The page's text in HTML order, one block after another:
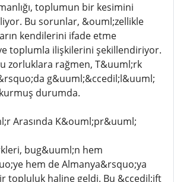
toplumun bir kesimini
Bu sorunlar, &ouml;zellikle
kendilerini ifade etme
toplumla ilişkilerini şekillendiriyor.
zorluklara rağmen, T&uuml;rk
g&uuml;&ccedil;l&uuml;
durumda.
Arasında K&ouml;pr&uuml;
bug&uuml;n hem
hem de Almanya&rsquo;ya
topluluk haline geldi. Bu &ccedil;ift